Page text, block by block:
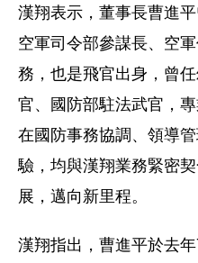
漢翔表示，董事長曹進
空軍司令部參謀長、空
務，也是飛官出身，曾
官、國防部駐法武官，
在國防事務協調、領導
驗，均與漢翔業務緊密
展，邁向新里程。
漢翔指出，曹進平於去